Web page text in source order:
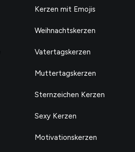
Kerzen mit Emojis
Weihnachtskerzen
Vatertagskerzen
Muttertagskerzen
Sternzeichen Kerzen
Sexy Kerzen
Motivationskerzen